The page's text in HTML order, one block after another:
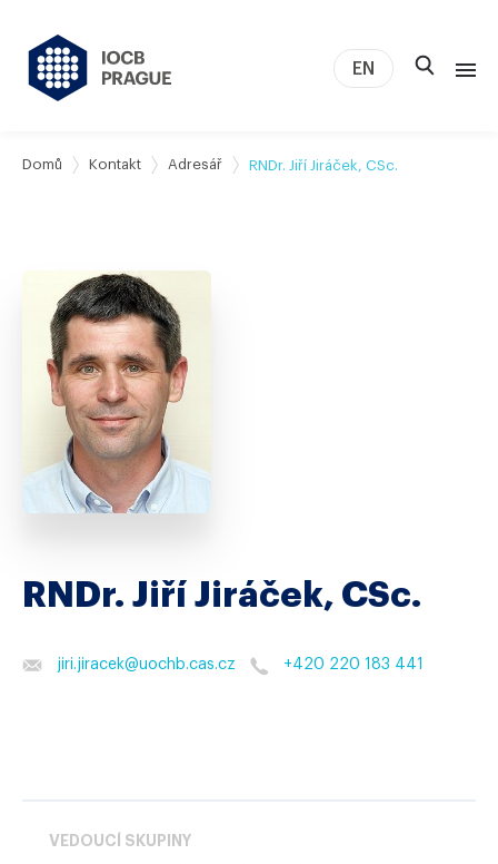
O nás
Studium a kariéra
EN
Domů Kontakt Adresář RNDr. Jiří Jiráček, CSc.
RNDr. Jiří Jiráček, CSc.
jiri.jiracek@uochb.cas.cz +420 220 183 441
VEDOUCÍ SKUPINY